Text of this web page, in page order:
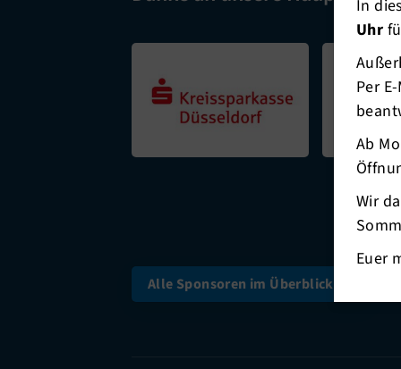
Alle Sponsoren im Überblick
In
Uhr
Per
Ab
Wir
Euer